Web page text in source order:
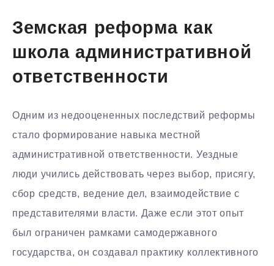
Земская реформа как
школа административной
ответственности
Одним из недооцененных последствий реформы
стало формирование навыка местной
административной ответственности. Уездные
люди учились действовать через выбор, присягу,
сбор средств, ведение дел, взаимодействие с
представителями власти. Даже если этот опыт
был ограничен рамками самодержавного
государства, он создавал практику коллективного